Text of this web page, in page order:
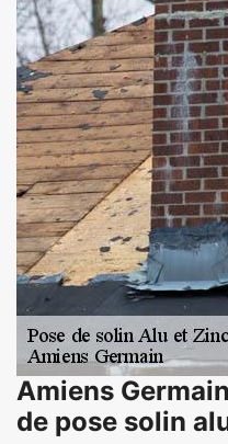
Amiens
de pose solin